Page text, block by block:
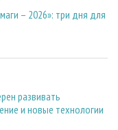
– 2026»: три дня для
развивать
и новые технологии